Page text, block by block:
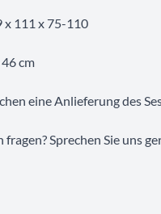
x 111 x 75-110
cm
eine Anlieferung des
fragen? Sprechen Sie uns